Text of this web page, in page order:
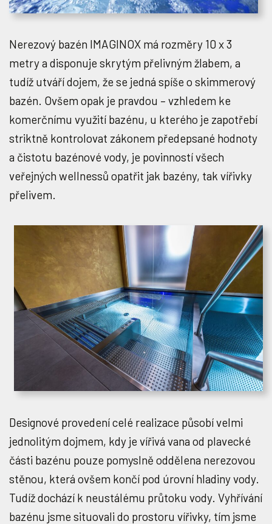
Nerezový bazén IMAGINOX má rozměry 10 x 3
metry a disponuje skrytým přelivným žlabem, a
tudíž utváří dojem, že se jedná spíše o skimmerový
bazén. Ovšem opak je pravdou – vzhledem ke
komerčnímu využití bazénu, u kterého je zapotřebí
striktně kontrolovat zákonem předepsané hodnoty
a čistotu bazénové vody, je povinností všech
veřejných wellnessů opatřit jak bazény, tak vířivky
přelivem.
Designové provedení celé realizace působí velmi
jednolitým dojmem, kdy je vířivá vana od plavecké
části bazénu pouze pomyslně oddělena nerezovou
stěnou, která ovšem končí pod úrovní hladiny vody.
Tudíž dochází k neustálému průtoku vody. Vyhřívání
bazénu jsme situovali do prostoru vířivky, tím jsme